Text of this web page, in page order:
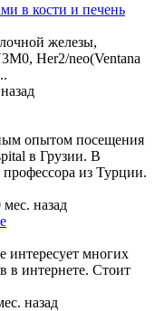
в кости и печень
железы,
Her2/neo(Ventana
опытом посещения
в Грузии. В
из Турции.
мес. назад
интересует многих
в интернете. Стоит
назад